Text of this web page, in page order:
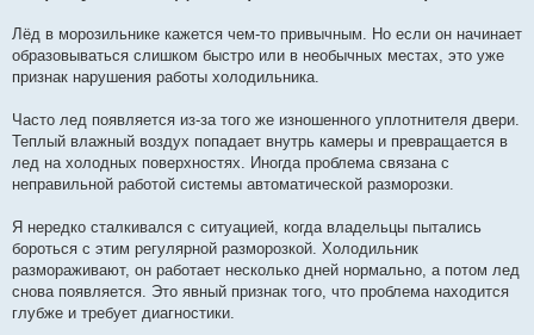
Лёд в морозильнике кажется чем-то привычным. Но если он начинает
образовываться слишком быстро или в необычных местах, это уже
признак нарушения работы холодильника.
Часто лед появляется из-за того же изношенного уплотнителя двери.
Теплый влажный воздух попадает внутрь камеры и превращается в
лед на холодных поверхностях. Иногда проблема связана с
неправильной работой системы автоматической разморозки.
Я нередко сталкивался с ситуацией, когда владельцы пытались
бороться с этим регулярной разморозкой. Холодильник
размораживают, он работает несколько дней нормально, а потом лед
снова появляется. Это явный признак того, что проблема находится
глубже и требует диагностики.